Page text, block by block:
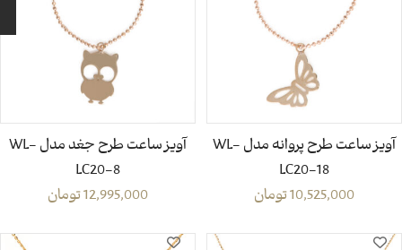
آویز ساعت طرح پروانه مدل WL-
LC20-18
10,525,000تومان
آویز ساعت طرح جغد مدل WL-
LC20-8
12,995,000تومان